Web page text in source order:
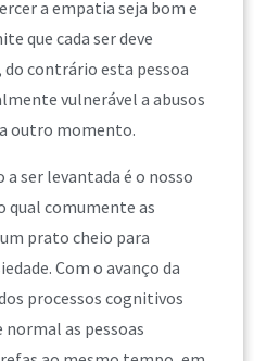
a empatia seja bom e
que cada ser deve
contrário esta pessoa
vulnerável a abusos
outro momento.
ser levantada é o nosso
qual comumente as
um prato cheio para
Com o avanço da
processos cognitivos
as pessoas